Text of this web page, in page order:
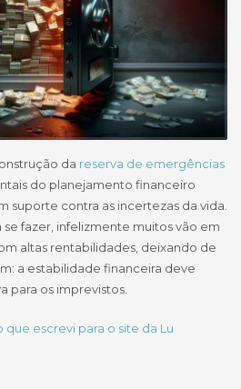
da reserva de emergências
do planejamento financeiro
suporte contra as incertezas da vida.
fazer, infelizmente muitos vão em
altas rentabilidades, deixando de
a estabilidade financeira deve
para os imprevistos.
que escrevi para o site da Lu